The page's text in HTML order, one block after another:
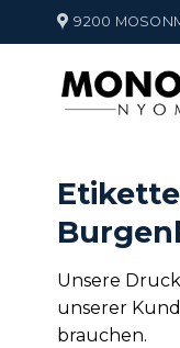
Inhalt
springen
9200
Unsere
unserer
brauchen.